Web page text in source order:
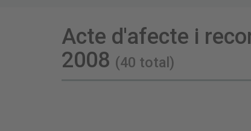
Acte d'afecte i
2008 (40 total)